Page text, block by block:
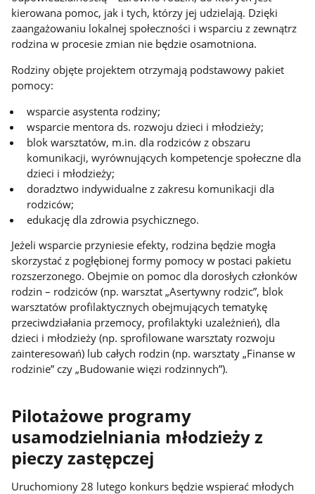
kierowana pomoc, jak i tych, którzy jej udzielają. Dzięki
zaangażowaniu lokalnej społeczności i wsparciu z zewnątrz
rodzina w procesie zmian nie będzie osamotniona.
Rodziny objęte projektem otrzymają podstawowy pakiet
pomocy:
wsparcie asystenta rodziny;
wsparcie mentora ds. rozwoju dzieci i młodzieży;
blok warsztatów, m.in. dla rodziców z obszaru
komunikacji, wyrównujących kompetencje społeczne dla
dzieci i młodzieży;
doradztwo indywidualne z zakresu komunikacji dla
rodziców;
edukację dla zdrowia psychicznego.
Jeżeli wsparcie przyniesie efekty, rodzina będzie mogła
skorzystać z pogłębionej formy pomocy w postaci pakietu
rozszerzonego. Obejmie on pomoc dla dorosłych członków
rodzin – rodziców (np. warsztat „Asertywny rodzic”, blok
warsztatów profilaktycznych obejmujących tematykę
przeciwdziałania przemocy, profilaktyki uzależnień), dla
dzieci i młodzieży (np. sprofilowane warsztaty rozwoju
zainteresowań) lub całych rodzin (np. warsztaty „Finanse w
rodzinie” czy „Budowanie więzi rodzinnych”).
Pilotażowe programy
usamodzielniania młodzieży z
pieczy zastępczej
Uruchomiony 28 lutego konkurs będzie wspierać młodych